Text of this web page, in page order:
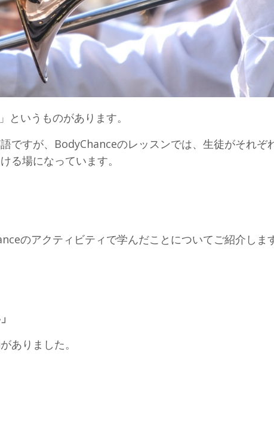
いうものがあります。
ですが、BodyChanceのレッスンでは、生徒がそれぞ
る場になっています。
のアクティビティで学んだことについてご紹介しま
ありました。